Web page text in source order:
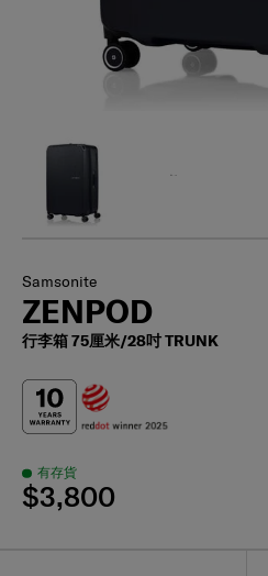
Samsonite
ZENPOD
行李箱 75厘米/28吋 TRUNK
有存貨
$3,800